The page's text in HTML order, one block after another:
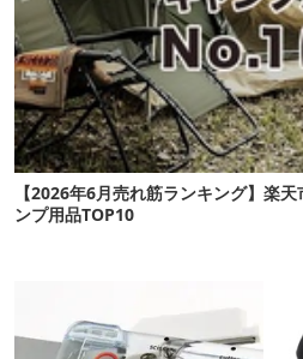
【2026年6月売れ筋ランキング】楽
ンプ用品TOP10